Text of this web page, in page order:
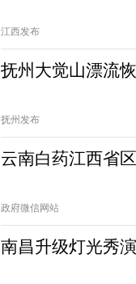
江西发布
抚州大觉山漂流
抚州发布
云南白药江西省
政府微信网站
南昌升级灯光秀